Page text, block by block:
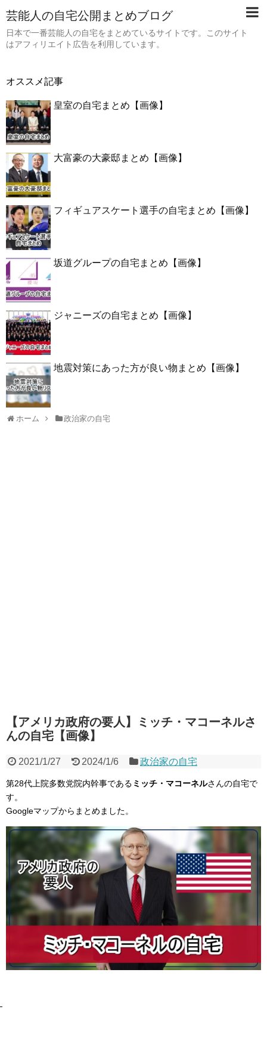
芸能人の自宅公開まとめブログ
日本で一番芸能人の自宅をまとめているサイトです。このサイト
はアフィリエイト広告を利用しています。
オススメ記事
皇室の自宅まとめ【画像】
大富豪の大豪邸まとめ【画像】
フィギュアスケート選手の自宅まとめ【画像】
坂道グループの自宅まとめ【画像】
ジャニーズの自宅まとめ【画像】
地震対策にあった方が良い物まとめ【画像】
ホーム 政治家の自宅
【アメリカ政府の要人】ミッチ・マコーネルさ
んの自宅【画像】
2021/1/27 2024/1/6 政治家の自宅
第28代上院多数党院内幹事である ミッチ・マコーネルさんの自宅で
す。
Googleマップからまとめました。